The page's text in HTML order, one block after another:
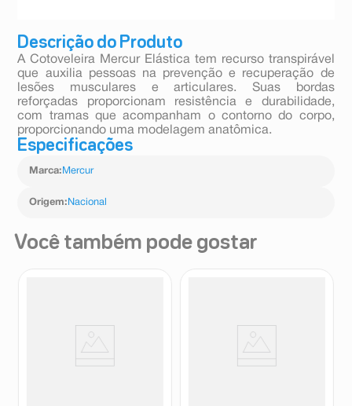
Descrição do Produto
A Cotoveleira Mercur Elástica tem recurso transpirável
que auxilia pessoas na prevenção e recuperação de
lesões musculares e articulares. Suas bordas
reforçadas proporcionam resistência e durabilidade,
com tramas que acompanham o contorno do corpo,
proporcionando uma modelagem anatômica.
Especificações
Marca: Mercur
Origem: Nacional
Você também pode gostar